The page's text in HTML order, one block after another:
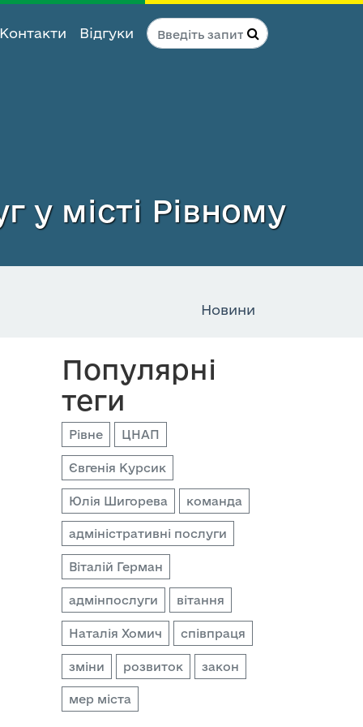
Контакти Відгуки
у місті Рівному
Новини
Популярні
теги
Рівне ЦНАП
Євгенія Курсик
Юлія Шигорева команда
адміністративні послуги
Віталій Герман
адмінпослуги вітання
Наталія Хомич співпраця
зміни розвиток закон
мер міста